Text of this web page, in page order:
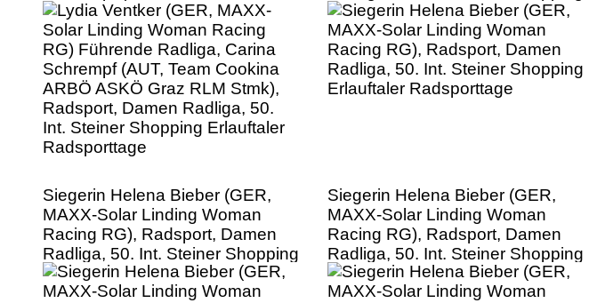
ARBÖ ASKÖ Graz RLM Stmk),
Radsport, Damen Radliga, 50.
Int. Steiner Shopping Erlauftaler
Radsporttage
Erlauftaler Radsporttage
Siegerin Helena Bieber (GER,
MAXX-Solar Linding Woman
Racing RG), Radsport, Damen
Radliga, 50. Int. Steiner Shopping
Erlauftaler Radsporttage
Siegerin Helena Bieber (GER,
MAXX-Solar Linding Woman
Racing RG), Radsport, Damen
Radliga, 50. Int. Steiner Shopping
Erlauftaler Radsporttage